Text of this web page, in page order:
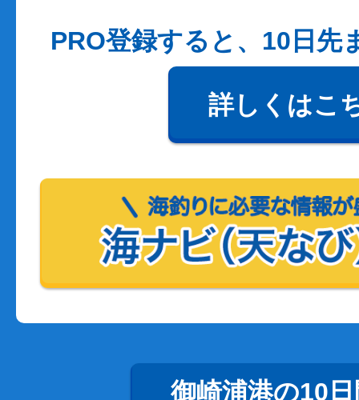
PRO登録すると、10日先
詳しくはこ
御崎浦港の10